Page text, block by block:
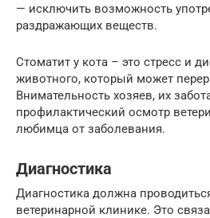
— исключить возможность
раздражающих веществ.
Стоматит у кота – это стресс и
животного, который может
Внимательность хозяев, их
профилактический осмотр
любимца от заболевания.
Диагностика
Диагностика должна
ветеринарной клинике. Это